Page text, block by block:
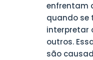
enfrentam
quando se
interpretar
outros.
são